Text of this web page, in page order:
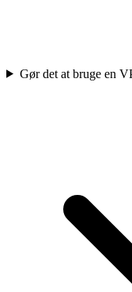
Gør det at bruge en